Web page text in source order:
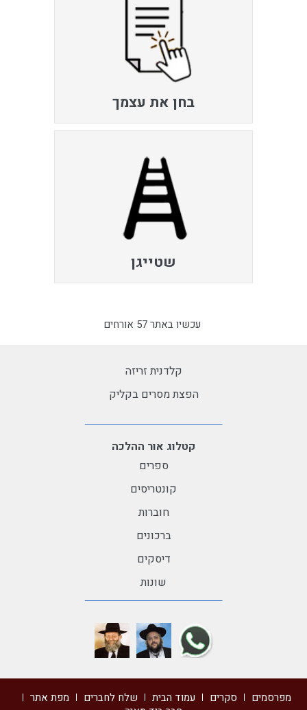
בחן את עצמך
שטייגן
עכשיו באתר 57 אורחים
קלדנית זריזה
הפצת מסרים בקליק
קטלוג אור ההלכה
ספרים
קונטריסים
חוברות
ברכונים
דיסקים
שונות
מפרסמים סקרים עמוד הבית שלח לחברים
מפת אתר